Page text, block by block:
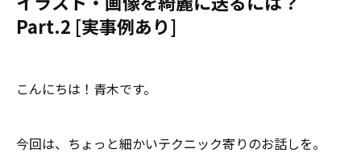
セミナー
Part.2 [実事例あり]
こんにちは！青木です。
今回は、ちょっと細かいテクニック寄りのお話しを。